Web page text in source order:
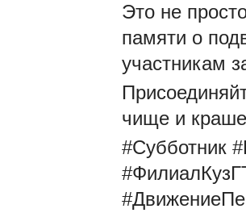
Это не
памяти о
участникам
чище и
#Субботник